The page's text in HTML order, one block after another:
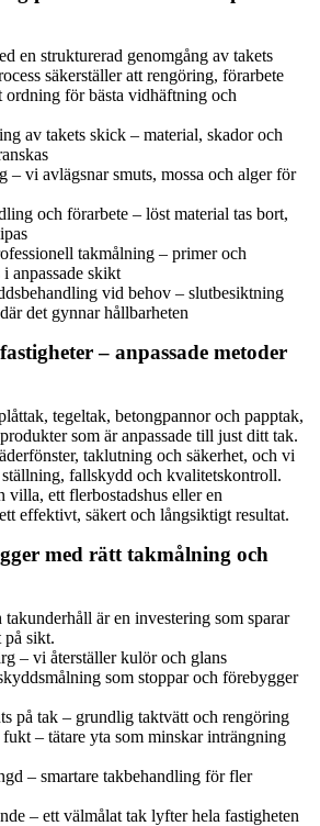
en strukturerad genomgång av takets
säkerställer att rengöring, förarbete
för bästa vidhäftning och
av takets skick – material, skador och
– vi avlägsnar smuts, mossa och alger för
och förarbete – löst material tas bort,
takmålning – primer och
anpassade skikt
vid behov – slutbesiktning
det gynnar hållbarheten
– anpassade metoder
tegeltak, betongpannor och papptak,
som är anpassade till just ditt tak.
taklutning och säkerhet, och vi
fallskydd och kvalitetskontroll.
villa, ett flerbostadshus eller en
effektivt, säkert och långsiktigt resultat.
med rätt takmålning och
är en investering som sparar
på sikt.
– vi återställer kulör och glans
som stoppar och förebygger
på tak – grundlig taktvätt och rengöring
– tätare yta som minskar inträngning
– smartare takbehandling för fler
– ett välmålat tak lyfter hela fastigheten